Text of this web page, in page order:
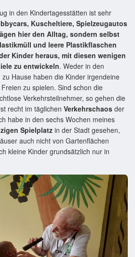
in den Kindertagesstätten ist sehr
Kuscheltiere, Spielzeugautos
hier den Alltag, sondern selbst
und leere Plastikflaschen
Kinder heraus, mit diesen wenigen
zu entwickeln. Weder in den
Hause haben die Kinder irgendeine
zu spielen. Sind schon die
Verkehrsteilnehmer, so gehen die
recht im täglichen Verkehrschaos der
habe in den sechs Wochen meines
Spielplatz in der Stadt gesehen,
auch nicht von Gartenflächen
kleine Kinder grundsätzlich nur in